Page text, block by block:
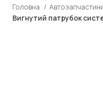
Головна
Вигнутий патрубок